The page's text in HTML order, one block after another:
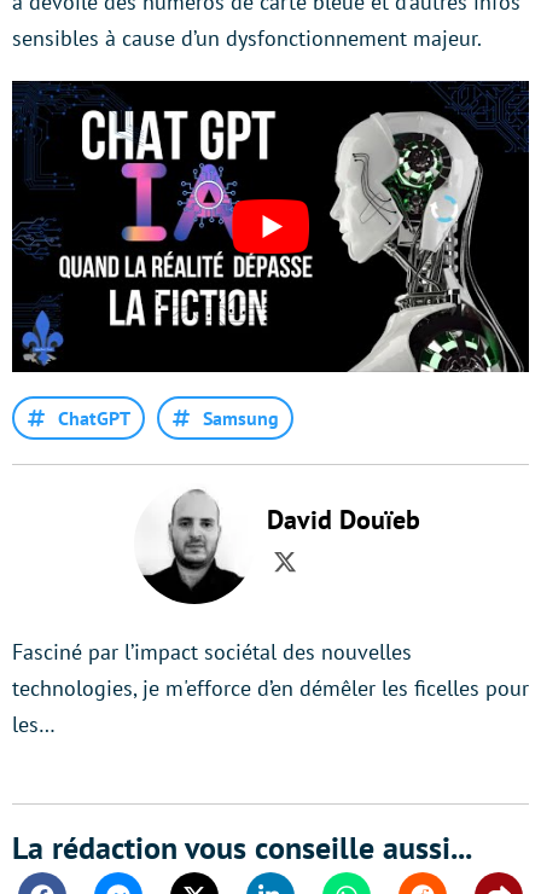
sensibles à cause d’un dysfonctionnement majeur.
ChatGPT Samsung
David Douïeb
Twitter
Fasciné par l’impact sociétal des nouvelles
technologies, je m'efforce d’en démêler les ficelles pour
les…
La rédaction vous conseille aussi...